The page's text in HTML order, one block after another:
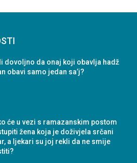
dovoljno da onaj koji obavlja hadž
obavi samo jedan sa’j?
će u vezi s ramazanskim postom
žena koja je doživjela srčani
a ljekari su joj rekli da ne smije